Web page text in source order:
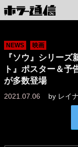
NEWS 映画
『ソウ』シリー
ト』ポスター＆
が多数登場
2021.07.06 by レイ